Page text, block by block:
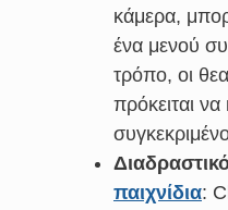
κάμερα,
ένα μενού
τρόπο, οι
πρόκειται να
παιχνίδια: